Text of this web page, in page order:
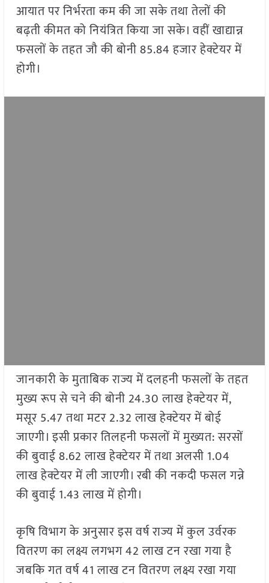
आयात पर निर्भरता कम की जा सके तथा तेलों की
बढ़ती कीमत को नियंत्रित किया जा सके। वहीं खाद्यान्न
फसलों के तहत जौ की बोनी 85.84 हजार हेक्टेयर में
होगी।
जानकारी के मुताबिक राज्य में दलहनी फसलों के तहत
मुख्य रूप से चने की बोनी 24.30 लाख हेक्टेयर में,
मसूर 5.47 तथा मटर 2.32 लाख हेक्टेयर में बोई
जाएगी। इसी प्रकार तिलहनी फसलों में मुख्यत: सरसों
की बुवाई 8.62 लाख हेक्टेयर में तथा अलसी 1.04
लाख हेक्टेयर में ली जाएगी। रबी की नकदी फसल गन्ने
की बुवाई 1.43 लाख में होगी।
कृषि विभाग के अनुसार इस वर्ष राज्य में कुल उर्वरक
वितरण का लक्ष्य लगभग 42 लाख टन रखा गया है
जबकि गत वर्ष 41 लाख टन वितरण लक्ष्य रखा गया